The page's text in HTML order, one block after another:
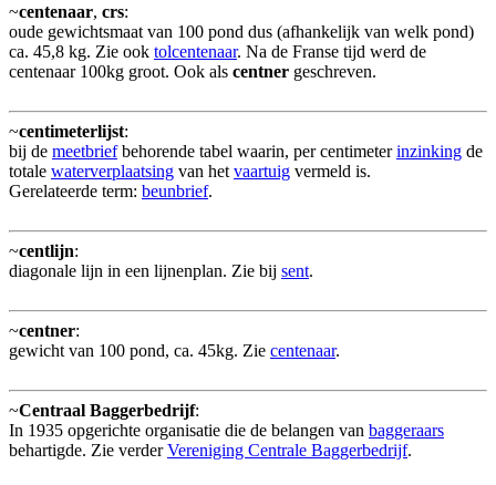
~centenaar, crs:
oude gewichtsmaat van 100 pond dus (afhankelijk van welk pond)
ca. 45,8 kg. Zie ook tolcentenaar. Na de Franse tijd werd de
centenaar 100kg groot. Ook als centner geschreven.
~centimeterlijst:
bij de meetbriefbehorende tabel waarin, per centimeterinzinking de
totale waterverplaatsing van het vaartuig vermeld is.
Gerelateerde term: beunbrief.
~centlijn:
diagonale lijn in een lijnenplan. Zie bij sent.
~centner:
gewicht van 100 pond, ca. 45kg. Zie centenaar.
~Centraal Baggerbedrijf:
In 1935 opgerichte organisatie die de belangen van baggeraars
behartigde. Zie verderVereniging Centrale Baggerbedrijf.